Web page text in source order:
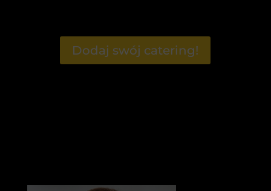
Dodaj swój catering!